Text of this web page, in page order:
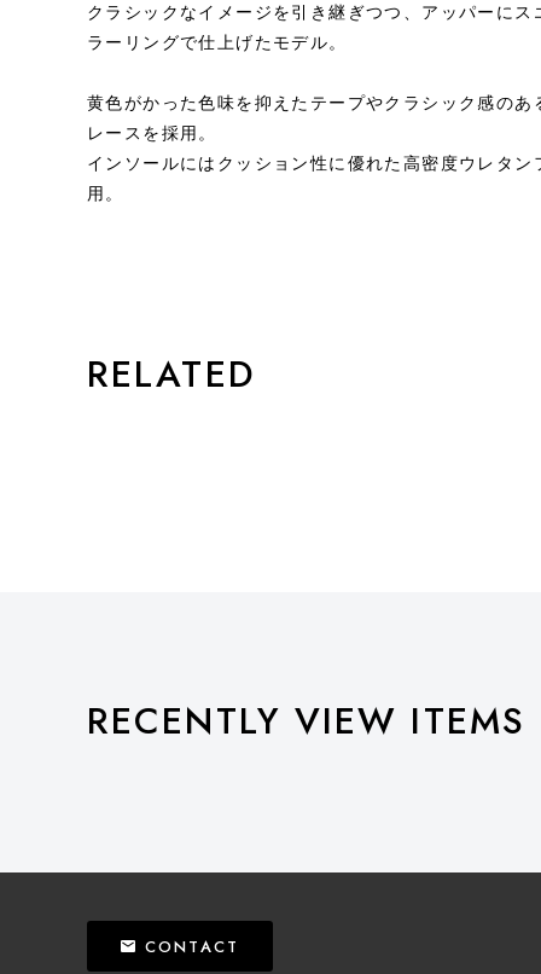
クラシックなイメージを引き継ぎつつ、アッパーに
ラーリングで仕上げたモデル。
黄色がかった色味を抑えたテープやクラシック感の
レースを採用。
インソールにはクッション性に優れた高密度ウレタ
用。
RELATED
RECENTLY VIEW ITEMS
CONTACT